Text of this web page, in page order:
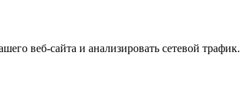
веб-сайта и анализировать сетевой трафик.